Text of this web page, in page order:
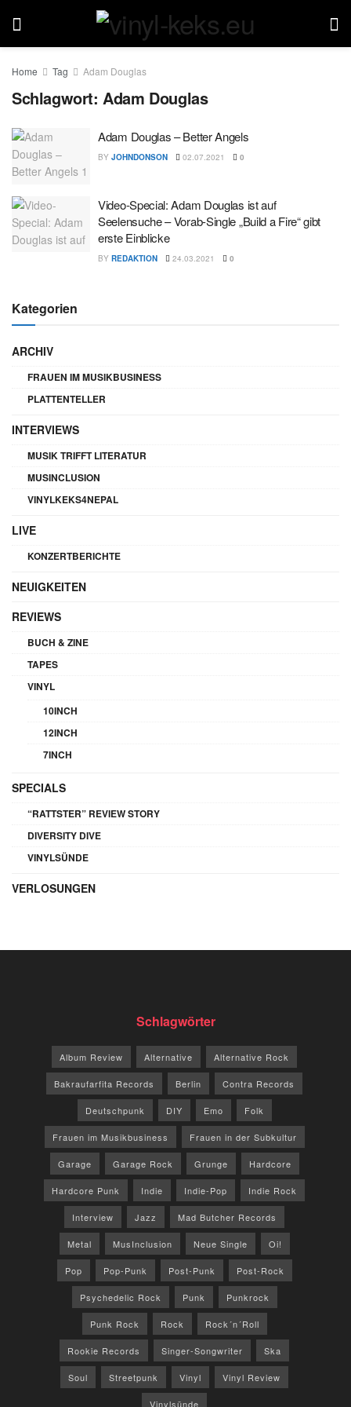
Home Tag Adam Douglas
Schlagwort:Adam Douglas
Adam Douglas – Better Angels
BY JOHNDONSON 02.07.2021 0
Video-Special: Adam Douglas ist auf
Seelensuche – Vorab-Single „Build a Fire“ gibt
erste Einblicke
BY REDAKTION 24.03.2021 0
Kategorien
ARCHIV
FRAUEN IM MUSIKBUSINESS
PLATTENTELLER
INTERVIEWS
MUSIK TRIFFT LITERATUR
MUSINCLUSION
VINYLKEKS4NEPAL
LIVE
KONZERTBERICHTE
NEUIGKEITEN
REVIEWS
BUCH & ZINE
TAPES
VINYL
10INCH
12INCH
7INCH
SPECIALS
“RATTSTER” REVIEW STORY
DIVERSITY DIVE
VINYLSÜNDE
VERLOSUNGEN
Schlagwörter
Album Review Alternative Alternative Rock
Bakraufarfita Records Berlin Contra Records
Deutschpunk DIY Emo Folk
Frauen im Musikbusiness Frauen in der Subkultur
Garage Garage Rock Grunge Hardcore
Hardcore Punk Indie Indie-Pop Indie Rock
Interview Jazz Mad Butcher Records
Metal MusInclusion Neue Single Oi!
Pop Pop-Punk Post-Punk Post-Rock
Psychedelic Rock Punk Punkrock
Punk Rock Rock Rock´n´Roll
Rookie Records Singer-Songwriter Ska
Soul Streetpunk Vinyl Vinyl Review
Vinylsünde